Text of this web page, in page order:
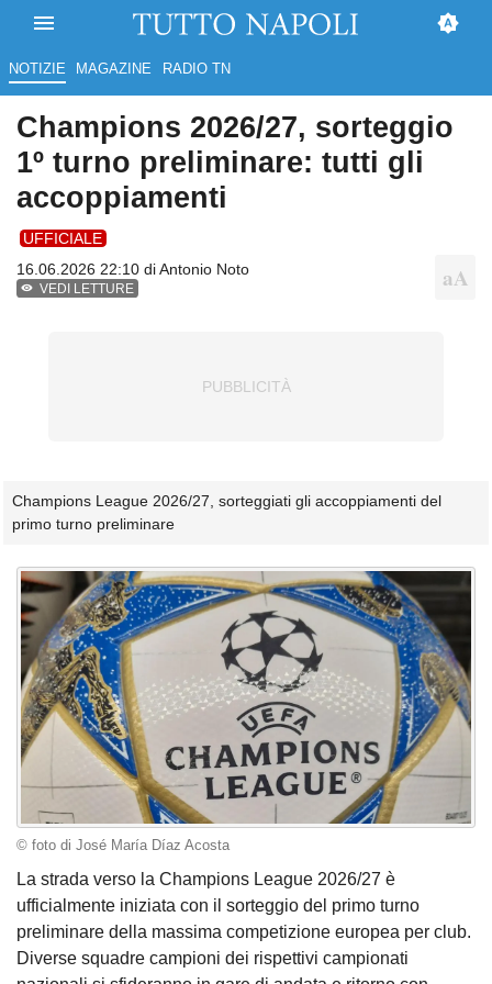
NOTIZIE MAGAZINE RADIO TN
Champions 2026/27, sorteggio
1º turno preliminare: tutti gli
accoppiamenti
UFFICIALE
16.06.2026 22:10 diAntonio Noto
VEDI LETTURE
Champions League 2026/27, sorteggiati gli accoppiamenti del
primo turno preliminare
© foto di José María Díaz Acosta
La strada verso la Champions League 2026/27 è
ufficialmente iniziata con il sorteggio del primo turno
preliminare della massima competizione europea per club.
Diverse squadre campioni dei rispettivi campionati